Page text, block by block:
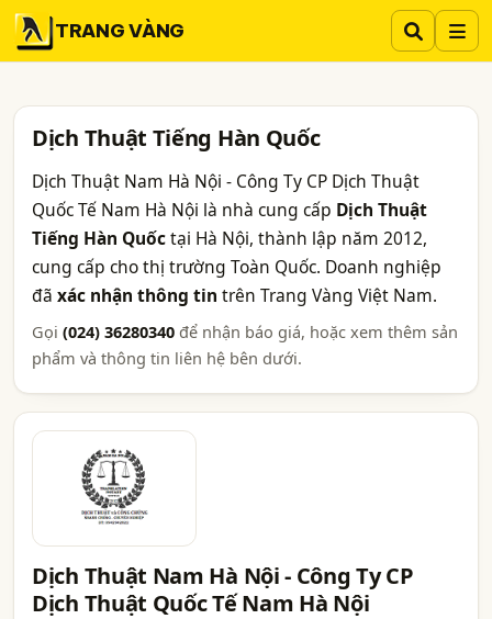
TRANG VÀNG
Dịch Thuật Tiếng Hàn Quốc
Dịch Thuật Nam Hà Nội - Công Ty CP Dịch Thuật
Quốc Tế Nam Hà Nội là nhà cung cấp Dịch Thuật
Tiếng Hàn Quốctại Hà Nội, thành lập năm 2012,
cung cấp cho thị trường Toàn Quốc. Doanh nghiệp
đã xác nhận thông tin trên Trang Vàng Việt Nam.
Gọi (024) 36280340 để nhận báo giá, hoặc xem thêm sản
phẩm và thông tin liên hệ bên dưới.
Dịch Thuật Nam Hà Nội - Công Ty CP
Dịch Thuật Quốc Tế Nam Hà Nội